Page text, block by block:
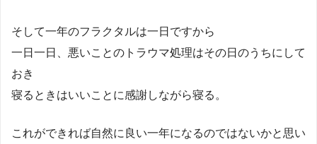
そして一年のフラクタルは一日ですから
一日一日、悪いことのトラウマ処理はその日のうちにして
おき
寝るときはいいことに感謝しながら寝る。
これができれば自然に良い一年になるのではないかと思い